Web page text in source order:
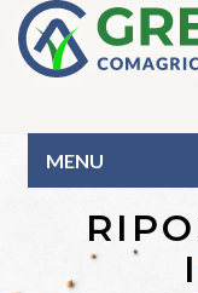
MENU
HOME
CHI SIAMO